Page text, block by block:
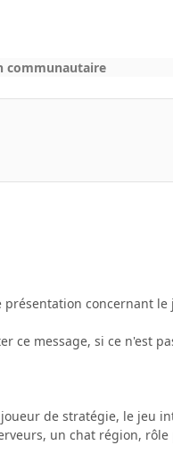
communautaire
concernant le
ce message, si ce n'est
de stratégie, le jeu
un chat région, rôle